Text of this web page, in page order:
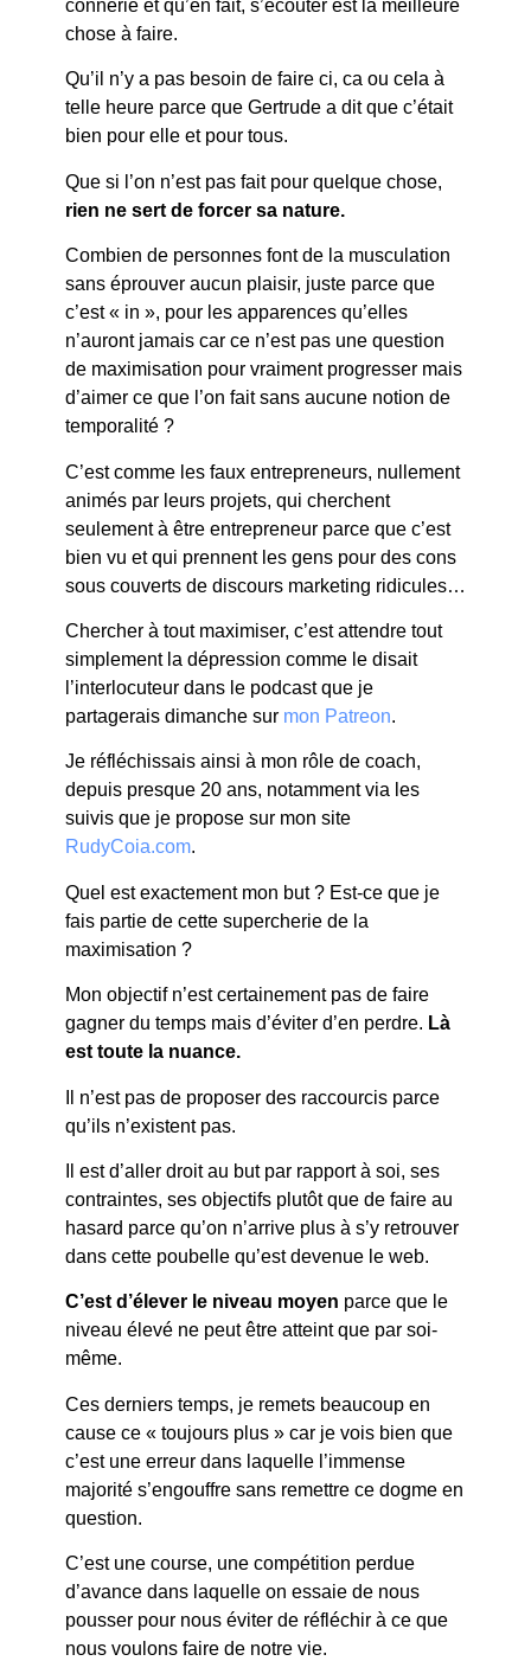
connerie et qu’en fait, s’écouter est la meilleure
chose à faire.
Qu’il n’y a pas besoin de faire ci, ca ou cela à
telle heure parce que Gertrude a dit que c’était
bien pour elle et pour tous.
Que si l’on n’est pas fait pour quelque chose,
rien ne sert de forcer sa nature.
Combien de personnes font de la musculation
sans éprouver aucun plaisir, juste parce que
c’est « in », pour les apparences qu’elles
n’auront jamais car ce n’est pas une question
de maximisation pour vraiment progresser mais
d’aimer ce que l’on fait sans aucune notion de
temporalité ?
C’est comme les faux entrepreneurs, nullement
animés par leurs projets, qui cherchent
seulement à être entrepreneur parce que c’est
bien vu et qui prennent les gens pour des cons
sous couverts de discours marketing ridicules…
Chercher à tout maximiser, c’est attendre tout
simplement la dépression comme le disait
l’interlocuteur dans le podcast que je
partagerais dimanche sur mon Patreon.
Je réfléchissais ainsi à mon rôle de coach,
depuis presque 20 ans, notamment via les
suivis que je propose sur mon site
RudyCoia.com.
Quel est exactement mon but ? Est-ce que je
fais partie de cette supercherie de la
maximisation ?
Mon objectif n’est certainement pas de faire
gagner du temps mais d’éviter d’en perdre. Là
est toute la nuance.
Il n’est pas de proposer des raccourcis parce
qu’ils n’existent pas.
Il est d’aller droit au but par rapport à soi, ses
contraintes, ses objectifs plutôt que de faire au
hasard parce qu’on n’arrive plus à s’y retrouver
dans cette poubelle qu’est devenue le web.
C’est d’élever le niveau moyen parce que le
niveau élevé ne peut être atteint que par soi-
même.
Ces derniers temps, je remets beaucoup en
cause ce « toujours plus » car je vois bien que
c’est une erreur dans laquelle l’immense
majorité s’engouffre sans remettre ce dogme en
question.
C’est une course, une compétition perdue
d’avance dans laquelle on essaie de nous
pousser pour nous éviter de réfléchir à ce que
nous voulons faire de notre vie.